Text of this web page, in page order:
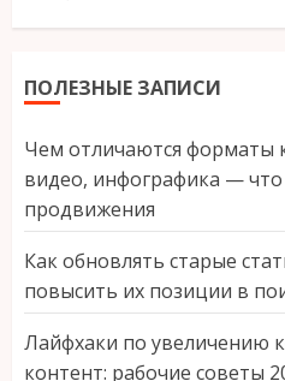
ПОЛЕЗНЫЕ ЗАПИСИ
Чем отличаются форматы
видео, инфографика —
продвижения
Как обновлять старые
повысить их позиции в
Лайфхаки по увеличению
контент: рабочие советы